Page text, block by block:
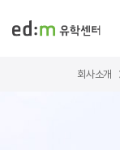
회사소개